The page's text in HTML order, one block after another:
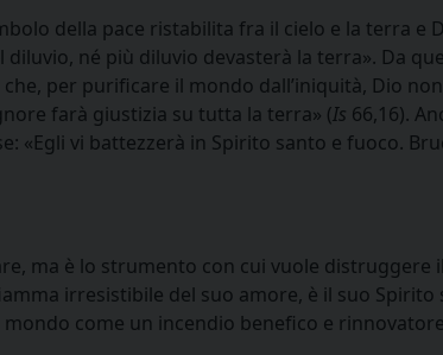
della pace ristabilita fra il cielo e la terra e
né più diluvio devasterà la terra». Da
per purificare il mondo dall’iniquità, Dio
farà giustizia su tutta la terra» (Is 66,16).
«Egli vi battezzerà in Spirito santo e fuoco.
ma è lo strumento con cui vuole distruggere
irresistibile del suo amore, è il suo Spirito
come un incendio benefico e